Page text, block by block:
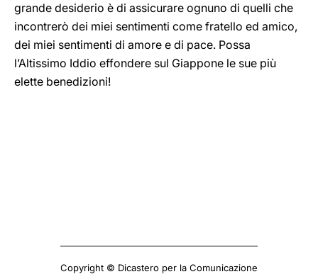
grande desiderio è di assicurare ognuno di quelli che
incontrerò dei miei sentimenti come fratello ed amico,
dei miei sentimenti di amore e di pace. Possa
l’Altissimo Iddio effondere sul Giappone le sue più
elette benedizioni!
Copyright © Dicastero per la Comunicazione